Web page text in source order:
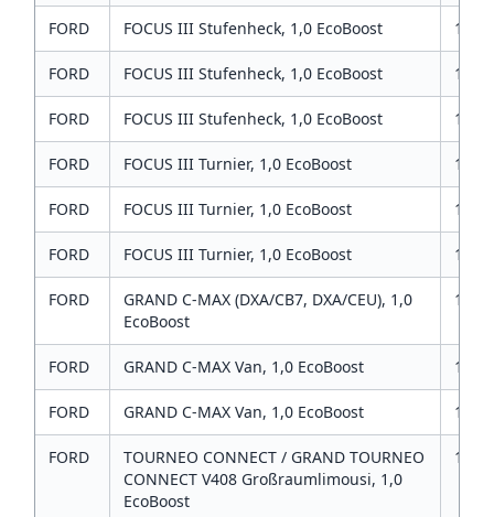
FORD FOCUS III Stufenheck, 1,0 EcoBoost 1
FORD FOCUS III Stufenheck, 1,0 EcoBoost 1
FORD FOCUS III Stufenheck, 1,0 EcoBoost 1
FORD FOCUS III Turnier, 1,0 EcoBoost 1
FORD FOCUS III Turnier, 1,0 EcoBoost 1
FORD FOCUS III Turnier, 1,0 EcoBoost 1
FORD
GRAND C-MAX (DXA/CB7, DXA/CEU), 1,0
EcoBoost
1
FORD GRAND C-MAX Van, 1,0 EcoBoost 1
FORD GRAND C-MAX Van, 1,0 EcoBoost 1
FORD
TOURNEO CONNECT / GRAND TOURNEO
CONNECT V408 Großraumlimousi, 1,0
EcoBoost
1